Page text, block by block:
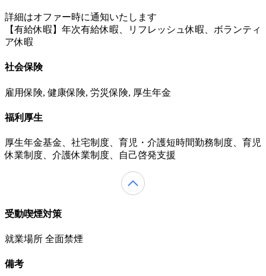
詳細はオファー時に通知いたします
【有給休暇】年次有給休暇、リフレッシュ休暇、ボランティ
ア休暇
社会保険
雇用保険, 健康保険, 労災保険, 厚生年金
福利厚生
厚生年金基金、社宅制度、育児・介護短時間勤務制度、育児
休業制度、介護休業制度、自己啓発支援
受動喫煙対策
就業場所 全面禁煙
備考